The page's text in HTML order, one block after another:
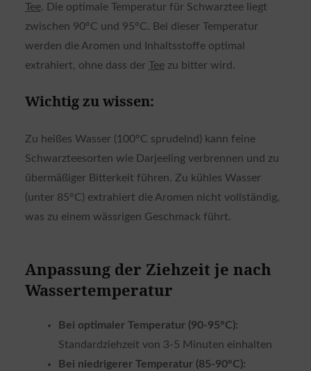
Tee. Die optimale Temperatur für Schwarztee liegt
zwischen 90°C und 95°C. Bei dieser Temperatur
werden die Aromen und Inhaltsstoffe optimal
extrahiert, ohne dass der Teezu bitter wird.
Wichtig zu wissen:
Zu heißes Wasser (100°C sprudelnd) kann feine
Schwarzteesorten wie Darjeeling verbrennen und zu
übermäßiger Bitterkeit führen. Zu kühles Wasser
(unter 85°C) extrahiert die Aromen nicht vollständig,
was zu einem wässrigen Geschmack führt.
Anpassung der Ziehzeit je nach
Wassertemperatur
Bei optimaler Temperatur (90-95°C):
Standardziehzeit von 3-5 Minuten einhalten
Bei niedrigerer Temperatur (85-90°C):